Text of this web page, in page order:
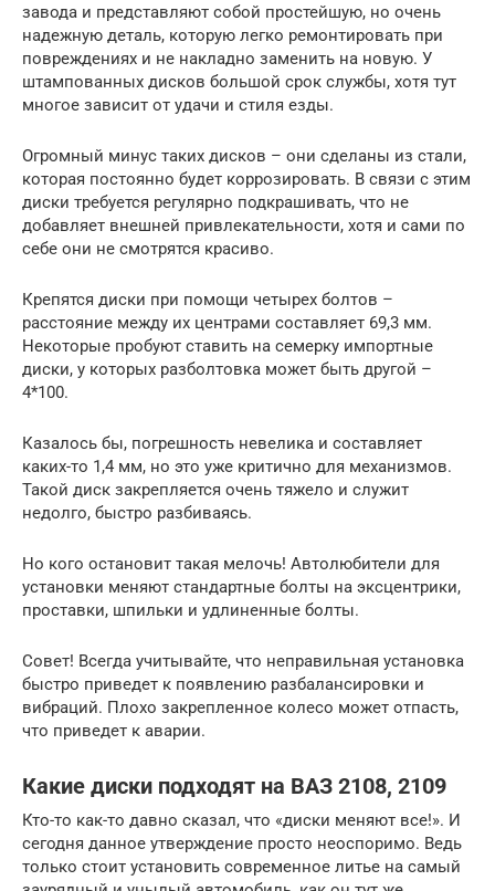
завода и представляют собой простейшую, но очень
надежную деталь, которую легко ремонтировать при
повреждениях и не накладно заменить на новую. У
штампованных дисков большой срок службы, хотя тут
многое зависит от удачи и стиля езды.
Огромный минус таких дисков – они сделаны из стали,
которая постоянно будет коррозировать. В связи с этим
диски требуется регулярно подкрашивать, что не
добавляет внешней привлекательности, хотя и сами по
себе они не смотрятся красиво.
Крепятся диски при помощи четырех болтов –
расстояние между их центрами составляет 69,3 мм.
Некоторые пробуют ставить на семерку импортные
диски, у которых разболтовка может быть другой –
4*100.
Казалось бы, погрешность невелика и составляет
каких-то 1,4 мм, но это уже критично для механизмов.
Такой диск закрепляется очень тяжело и служит
недолго, быстро разбиваясь.
Но кого остановит такая мелочь! Автолюбители для
установки меняют стандартные болты на эксцентрики,
проставки, шпильки и удлиненные болты.
Совет! Всегда учитывайте, что неправильная установка
быстро приведет к появлению разбалансировки и
вибраций. Плохо закрепленное колесо может отпасть,
что приведет к аварии.
Какие диски подходят на ВАЗ 2108, 2109
Кто-то как-то давно сказал, что «диски меняют все!». И
сегодня данное утверждение просто неоспоримо. Ведь
только стоит установить современное литье на самый